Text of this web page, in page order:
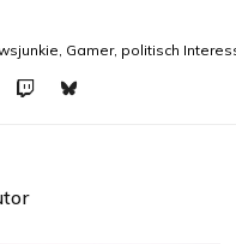
Gamer, politisch